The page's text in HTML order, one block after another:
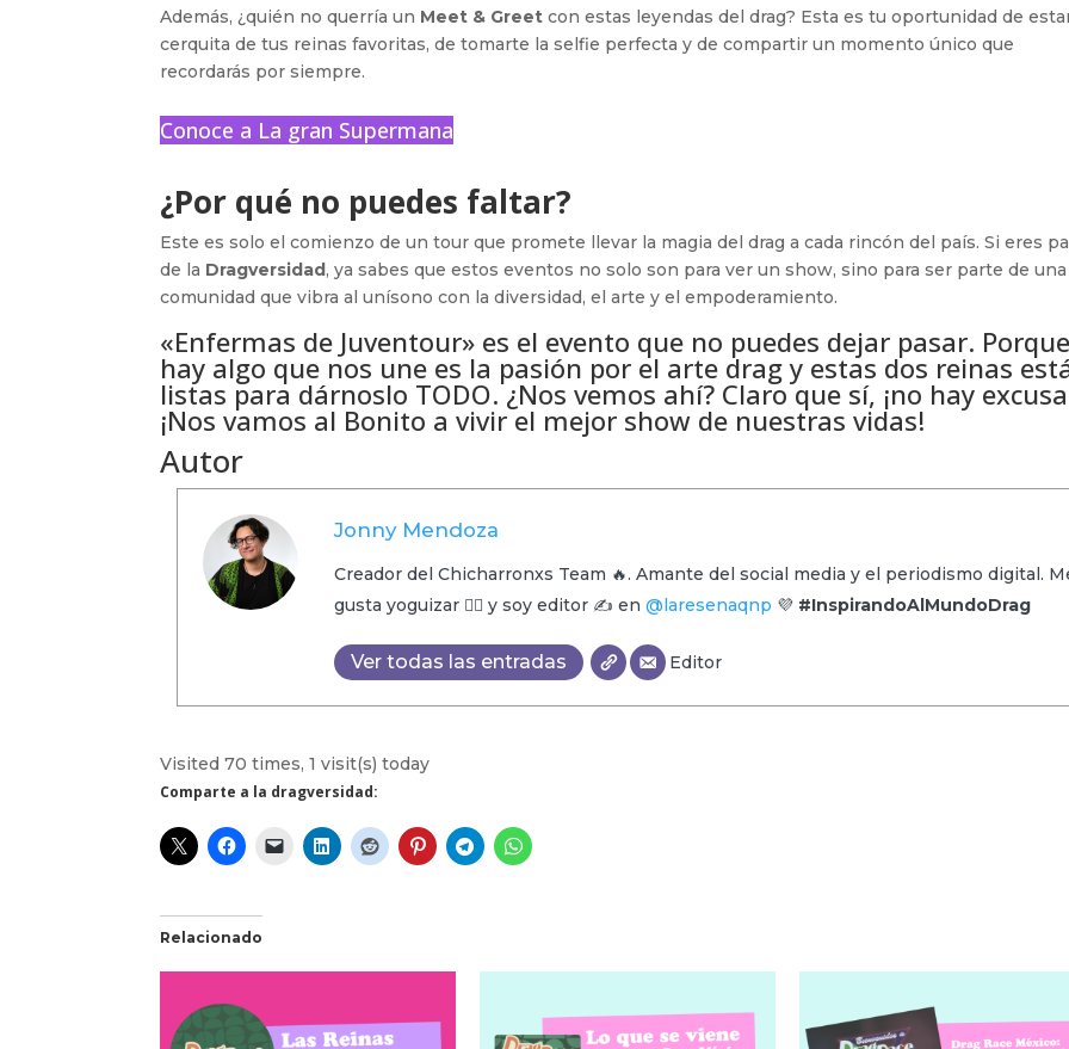
Además, ¿quién no querría un Meet & Greet con estas leyendas del drag? Esta es tu oportunidad de
cerquita de tus reinas favoritas, de tomarte la selfie perfecta y de compartir un momento único que
recordarás por siempre.
Conoce a La gran Supermana
¿Por qué no puedes faltar?
Este es solo el comienzo de un tour que promete llevar la magia del drag a cada rincón del país. Si eres
de la Dragversidad, ya sabes que estos eventos no solo son para ver un show, sino para ser parte de una
comunidad que vibra al unísono con la diversidad, el arte y el empoderamiento.
«Enfermas de Juventour» es el evento que no puedes dejar pasar.
hay algo que nos une es la pasión por el arte drag y estas dos reinas
listas para dárnoslo TODO. ¿Nos vemos ahí? Claro que sí, ¡no hay
¡Nos vamos al Bonito a vivir el mejor show de nuestras vidas!
Autor
Jonny Mendoza
Creador del Chicharronxs Team 🔥. Amante del social media y el periodismo digital.
gusta yoguizar 🧘‍♂️ y soy editor ✍️ en@laresenaqnp 💜 #InspirandoAlMundoDrag
Ver todas las entradas Editor
Visited 70 times, 1 visit(s) today
Comparte a la dragversidad:
Relacionado